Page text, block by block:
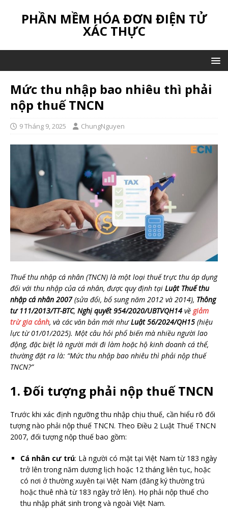
PHẦN MỀM HÓA ĐƠN ĐIỆN TỬ
XÁC THỰC
Mức thu nhập bao nhiêu thì phải
nộp thuế TNCN
9 Tháng 9, 2025 ChungNguyen
Thuế thu nhập cá nhân (TNCN) là một loại thuế trực thu áp dụng
đối với thu nhập của cá nhân, được quy định tại Luật Thuế thu
nhập cá nhân 2007(sửa đổi, bổ sung năm 2012 và 2014), Thông
tư 111/2013/TT-BTC, Nghị quyết 954/2020/UBTVQH14 về giảm
trừ gia cảnh, và các văn bản mới nhưLuật 56/2024/QH15 (hiệu
lực từ 01/01/2025). Một câu hỏi phổ biến mà nhiều người lao
động, đặc biệt là người mới đi làm hoặc hộ kinh doanh cá thể,
thường đặt ra là: “Mức thu nhập bao nhiêu thì phải nộp thuế
TNCN?”
1. Đối tượng phải nộp thuế TNCN
Trước khi xác định ngưỡng thu nhập chịu thuế, cần hiểu rõ đối
tượng nào phải nộp thuế TNCN. Theo Điều 2 Luật Thuế TNCN
2007, đối tượng nộp thuế bao gồm:
Cá nhân cư trú: Là người có mặt tại Việt Nam từ 183 ngày
trở lên trong năm dương lịch hoặc 12 tháng liên tục, hoặc
có nơi ở thường xuyên tại Việt Nam (đăng ký thường trú
hoặc thuê nhà từ 183 ngày trở lên). Họ phải nộp thuế cho
thu nhập phát sinh trong và ngoài Việt Nam.